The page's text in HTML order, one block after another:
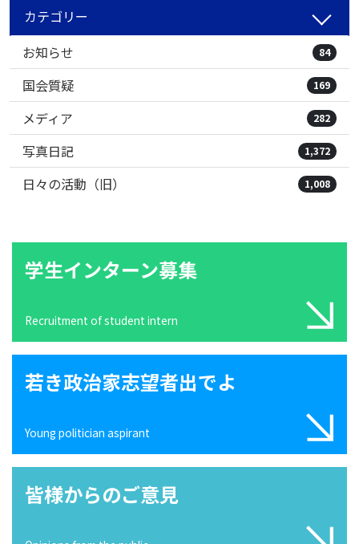
カテゴリー
お知らせ
84
国会質疑 169
メディア 282
写真日記 1,372
日々の活動（旧） 1,008
学生インターン募集
Recruitment of student intern
若き政治家志望者出でよ
Young politician aspirant
皆様からのご意見